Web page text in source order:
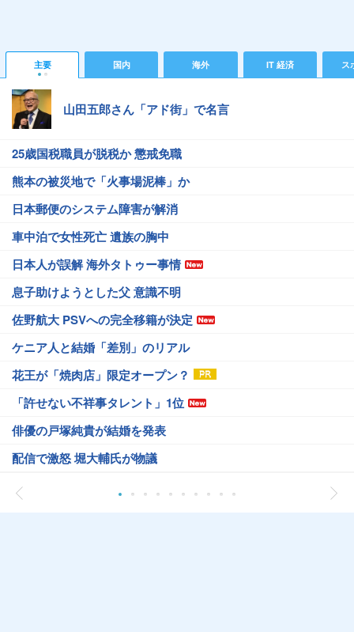
主要 国内 海外 IT 経済 ス
山田五郎さん「アド街」で名言
25歳国税職員が脱税か 懲戒免職
熊本の被災地で「火事場泥棒」か
日本郵便のシステム障害が解消
車中泊で女性死亡 遺族の胸中
日本人が誤解 海外タトゥー事情
息子助けようとした父 意識不明
佐野航大 PSVへの完全移籍が決定
ケニア人と結婚「差別」のリアル
花王が「焼肉店」限定オープン？
「許せない不祥事タレント」1位
俳優の戸塚純貴が結婚を発表
配信で激怒 堀大輔氏が物議